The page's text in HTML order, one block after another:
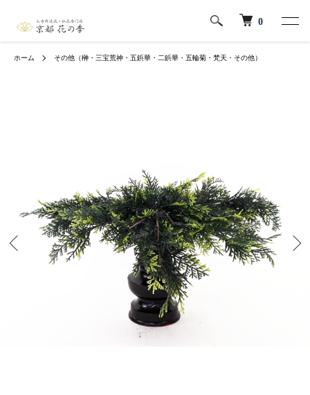
0
ホーム その他（榊・三宝荒神・五鋲華・二鋲華・五輪菊・梵天・その他）